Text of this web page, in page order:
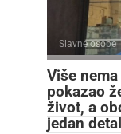
Slavne osobe
Više
pokazao
život, a
jedan